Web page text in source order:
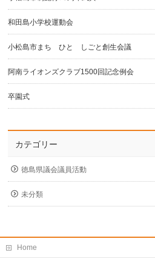
和田島小学校運動会
小松島市まち ひと しごと創生会議
阿南ライオンズクラブ1500回記念例会
卒園式
カテゴリー
徳島県議会議員活動
未分類
Home